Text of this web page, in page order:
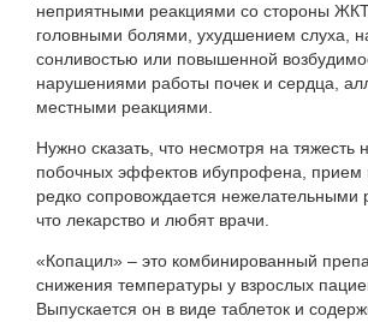
неприятными реакциями со стороны
головными болями, ухудшением слуха,
сонливостью или повышенной
нарушениями работы почек и сердца,
местными реакциями.
Нужно сказать, что несмотря на тяжесть
побочных эффектов ибупрофена, прием
редко сопровождается нежелательными
что лекарство и любят врачи.
«Копацил» – это комбинированный
снижения температуры у взрослых
Выпускается он в виде таблеток и